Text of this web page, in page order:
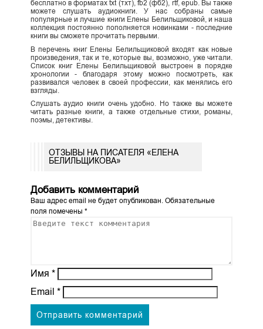
бесплатно в форматах txt (тхт), fb2 (фб2), rtf, epub. Вы также
можете слушать аудиокниги. У нас собраны самые
популярные и лучшие книги Елены Белильщиковой, и наша
коллекция постоянно пополняется новинками - последние
книги вы сможете прочитать первыми.
В перечень книг Елены Белильщиковой входят как новые
произведения, так и те, которые вы, возможно, уже читали.
Список книг Елены Белильщиковой выстроен в порядке
хронологии - благодаря этому можно посмотреть, как
развивался человек в своей профессии, как менялись его
взгляды.
Слушать аудио книги очень удобно. Но также вы можете
читать разные книги, а также отдельные стихи, романы,
поэмы, детективы.
ОТЗЫВЫ НА ПИСАТЕЛЯ «ЕЛЕНА
БЕЛИЛЬЩИКОВА»
Добавить комментарий
Ваш адрес email не будет опубликован. Обязательные
поля помечены *
Имя *
Email *